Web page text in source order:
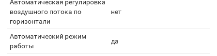
Автоматическая регулировка
воздушного потока по
горизонтали
нет
Автоматический режим
работы
да